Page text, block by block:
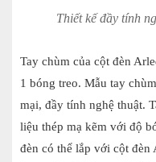
Thiết kế đầy tính
Tay chùm của cột đèn
1 bóng treo. Mẫu tay
mại, đầy tính nghệ thuật.
liệu thép mạ kẽm với độ
đèn có thể lắp với cột đèn